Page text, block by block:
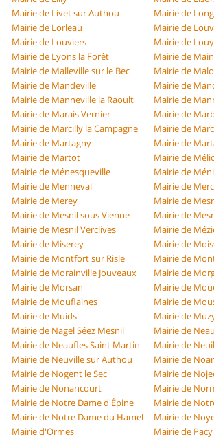
Mairie de Livet sur Authou
Mairie de
Mairie de Lorleau
Mairie de
Mairie de Louviers
Mairie de
Mairie de Lyons la Forêt
Mairie de
Mairie de Malleville sur le Bec
Mairie de
Mairie de Mandeville
Mairie de
Mairie de Manneville la Raoult
Mairie de
Mairie de Marais Vernier
Mairie de
Mairie de Marcilly la Campagne
Mairie de
Mairie de Martagny
Mairie de
Mairie de Martot
Mairie de
Mairie de Ménesqueville
Mairie de
Mairie de Menneval
Mairie de
Mairie de Merey
Mairie de
Mairie de Mesnil sous Vienne
Mairie de
Mairie de Mesnil Verclives
Mairie de
Mairie de Miserey
Mairie de
Mairie de Montfort sur Risle
Mairie de
Mairie de Morainville Jouveaux
Mairie de
Mairie de Morsan
Mairie de
Mairie de Mouflaines
Mairie de
Mairie de Muids
Mairie de
Mairie de Nagel Séez Mesnil
Mairie de
Mairie de Neaufles Saint Martin
Mairie de
Mairie de Neuville sur Authou
Mairie de
Mairie de Nogent le Sec
Mairie de
Mairie de Nonancourt
Mairie de
Mairie de Notre Dame d'Épine
Mairie de
Mairie de Notre Dame du Hamel
Mairie de
Mairie d'Ormes
Mairie de